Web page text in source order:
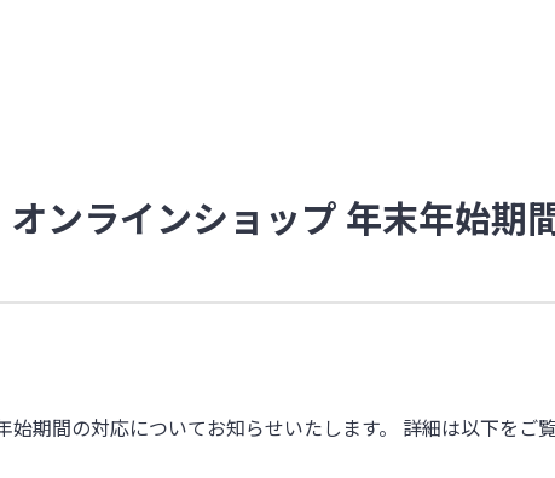
ンラインショップ 年末年始期
期間の対応についてお知らせいたします。 詳細は以下をご覧